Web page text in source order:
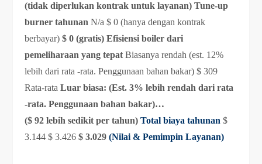
(tidak diperlukan kontrak untuk layanan) Tune-up
burner tahunan N/a $ 0 (hanya dengan kontrak
berbayar)$ 0 (gratis) Efisiensi boiler dari
pemeliharaan yang tepat Biasanya rendah (est. 12%
lebih dari rata -rata. Penggunaan bahan bakar) $ 309
Rata-rataLuar biasa: (Est. 3% lebih rendah dari rata
-rata. Penggunaan bahan bakar)…
($ 92 lebih sedikit per tahun) Total biaya tahunan $
3.144 $ 3.426$ 3.029 (Nilai & Pemimpin Layanan)